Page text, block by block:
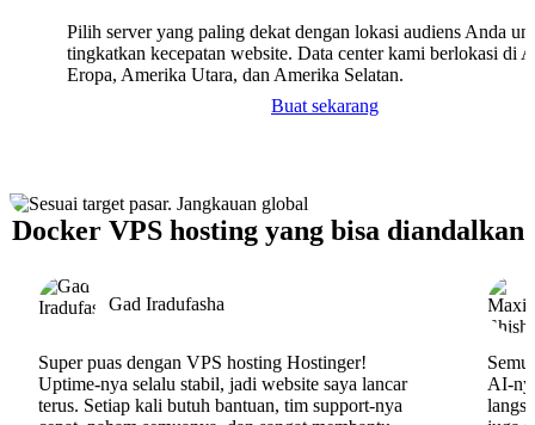
Pilih server yang paling dekat dengan lokasi audiens Anda
tingkatkan kecepatan website. Data center kami berlokasi di
Eropa, Amerika Utara, dan Amerika Selatan.
Buat sekarang
Docker VPS hosting yang bisa diandalkan
Gad Iradufasha
Super puas dengan VPS hosting Hostinger!
Uptime-nya selalu stabil, jadi website saya lancar
terus. Setiap kali butuh bantuan, tim support-nya
AI-